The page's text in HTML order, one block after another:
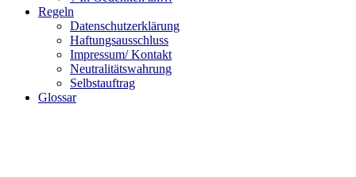
Regeln
Datenschutzerklärung
Haftungsausschluss
Impressum/ Kontakt
Neutralitätswahrung
Selbstauftrag
Glossar